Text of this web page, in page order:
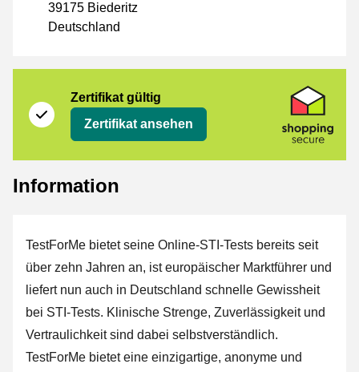
39175 Biederitz
Deutschland
Zertifikat gültig
Zertifikat ansehen
Information
TestForMe bietet seine Online-STI-Tests bereits seit
über zehn Jahren an, ist europäischer Marktführer und
liefert nun auch in Deutschland schnelle Gewissheit
bei STI-Tests. Klinische Strenge, Zuverlässigkeit und
Vertraulichkeit sind dabei selbstverständlich.
TestForMe bietet eine einzigartige, anonyme und